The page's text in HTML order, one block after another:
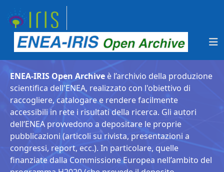
ENEA-IRIS Open Archive è l’archivio della produzione
scientifica dell'ENEA, realizzato con l'obiettivo di
raccogliere, catalogare e rendere facilmente
accessibili in rete i risultati della ricerca. Gli autori
dell’ENEA provvedono a depositare le proprie
pubblicazioni (articoli su rivista, presentazioni a
congressi, report, ecc.). In particolare, quelle
finanziate dalla Commissione Europea nell’ambito del